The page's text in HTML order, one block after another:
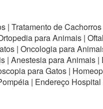
Tratamento de
para Animais |
| Oncologia para
Anestesia para Animais
para Gatos |
| Endereço